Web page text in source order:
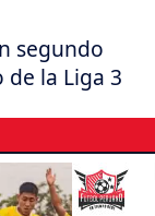
segundo
la Liga 3